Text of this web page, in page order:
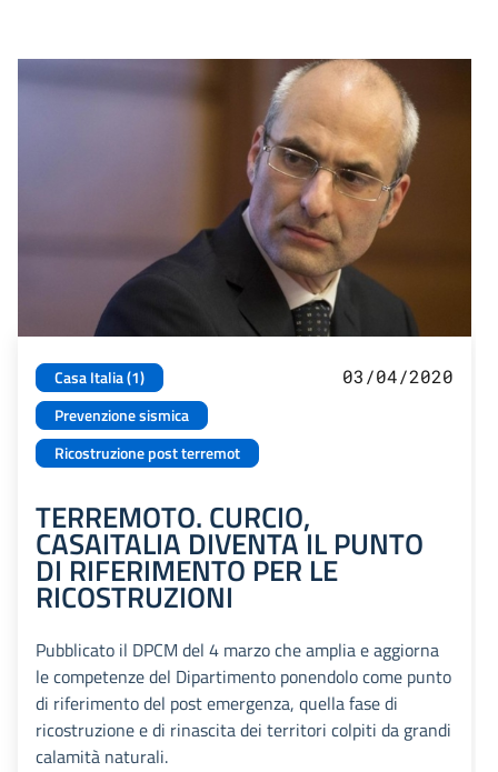
Casa Italia (1)
Prevenzione sismica
Ricostruzione post terremot
03/04/2020
TERREMOTO. CURCIO,
CASAITALIA DIVENTA IL PUNTO
DI RIFERIMENTO PER LE
RICOSTRUZIONI
Pubblicato il DPCM del 4 marzo che amplia e aggiorna
le competenze del Dipartimento ponendolo come punto
di riferimento del post emergenza, quella fase di
ricostruzione e di rinascita dei territori colpiti da grandi
calamità naturali.